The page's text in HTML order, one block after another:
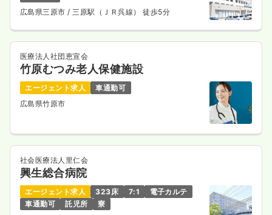
広島県三原市/ 三原駅（ＪＲ呉線） 徒歩5分
医療法人社団恵宣会
竹原むつみ老人保健施設
エージェント求人
車通勤可
広島県竹原市
社会医療法人里仁会
興生総合病院
エージェント求人 323床 7:1
電子カルテ
車通勤可
託児所 寮